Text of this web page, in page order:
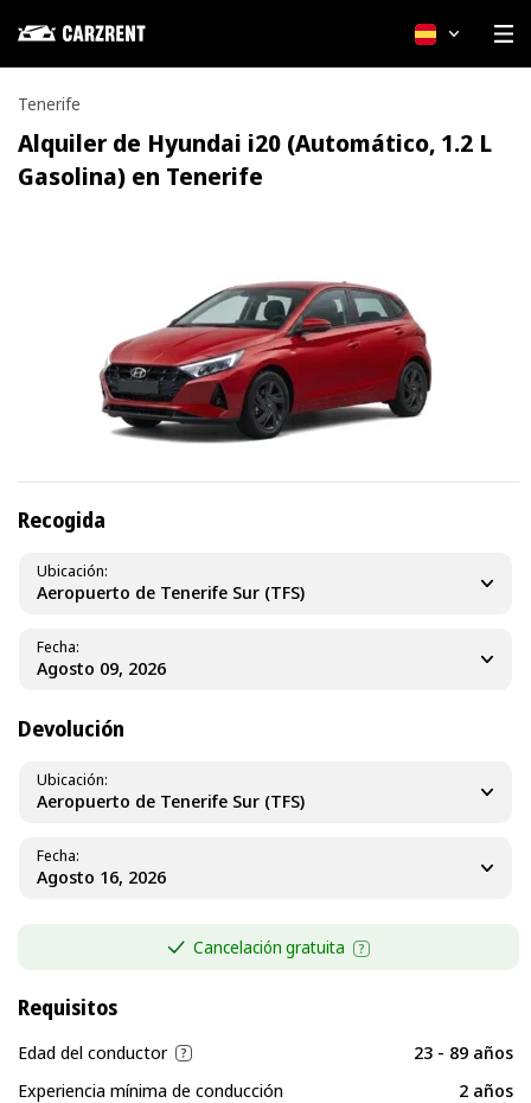
Español
Tenerife
Alquiler de Hyundai i20 (Automático, 1.2 L
Gasolina) en Tenerife
Recogida
Aeropuerto de Tenerife Sur (TFS)
Ubicación
Fecha
Devolución
Aeropuerto de Tenerife Sur (TFS)
Ubicación
Fecha
Cancelación gratuita
Requisitos
Edad del conductor
23 - 89 años
Experiencia mínima de conducción
2 años